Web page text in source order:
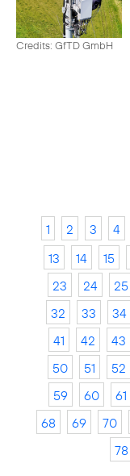
Credits: GfTD GmbH
1 2 3 4
13
14 15
23
24 25
32
33 34
41
42 43
50
51 52
59
60 61
68
69 70
78